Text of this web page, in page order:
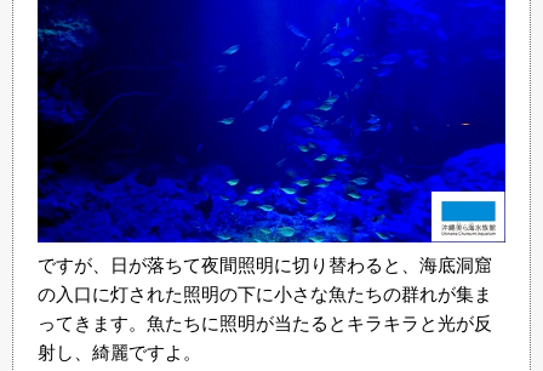
ですが、日が落ちて夜間照明に切り替わると、海底洞窟
の入口に灯された照明の下に小さな魚たちの群れが集ま
ってきます。魚たちに照明が当たるとキラキラと光が反
射し、綺麗ですよ。